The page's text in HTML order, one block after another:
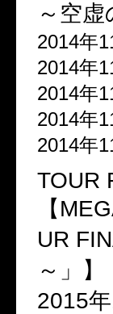
～空虚
2014年
2014年
2014年
2014年
2014年
TOUR
【
UR
～」】
2015